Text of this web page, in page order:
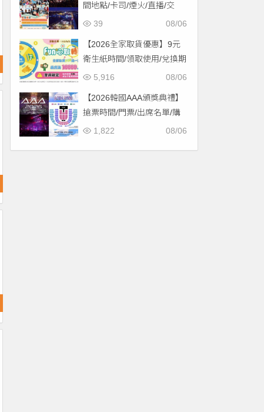
間地點/卡司/煙火/直播/交
通，免費入場！
08/06
39
【2026全家取貨優惠】9元
衛生紙時間/領取使用/兌換期
限一次看！
08/06
5,916
【2026韓國AAA頒獎典禮】
搶票時間/門票/出席名單/購
票一次看！
08/06
1,822